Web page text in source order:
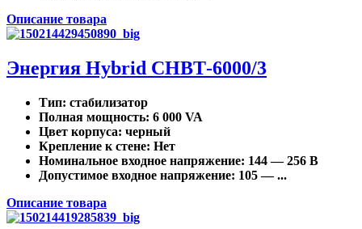
Описание товара
Энергия Нybrid CНВТ-6000/3
Тип: стабилизатор
Полная мощность: 6 000 VA
Цвет корпуса: черный
Крепление к стене: Нет
Номинальное входное напряжение: 144 — 256 В
Допустимое входное напряжение: 105 — ...
Описание товара